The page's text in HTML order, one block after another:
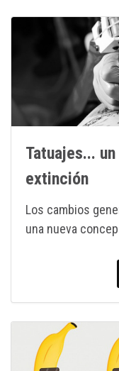
Tatuajes...
extinción
Los cambios
una nueva